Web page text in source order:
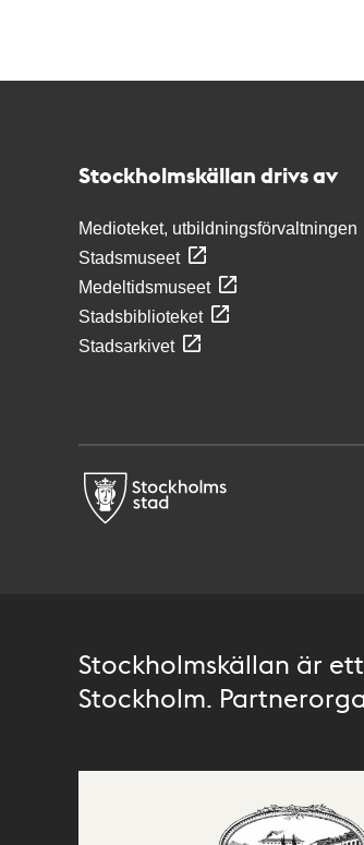
Stockholmskällan drivs av
Medioteket, utbildningsförvaltningen
Stadsmuseet
Medeltidsmuseet
Stadsbiblioteket
Stadsarkivet
Stockholmskällan är
Stockholm.